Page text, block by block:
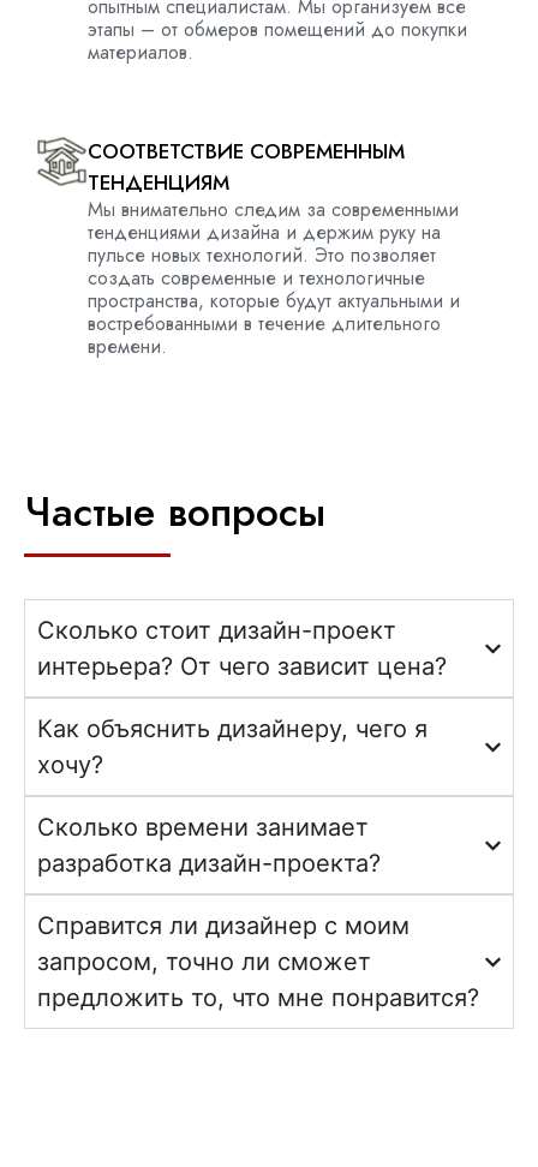
опытнымспециалистам. Мы организуемвсе
этапы – от обмеров помещений до покупки
материалов.
СООТВЕТСТВИЕ СОВРЕМЕННЫМ
ТЕНДЕНЦИЯМ
Мы внимательно следимза современными
тенденциями дизайна и держимруку на
пульсе новых технологий. Это позволяет
создать современные и технологичные
пространства, которые будут актуальными и
востребованными в течение длительного
времени.
Частые вопросы
Сколько стоит дизайн-проект
интерьера? От чего зависит цена?
Как объяснить дизайнеру, чего я
хочу?
Сколько времени занимает
разработка дизайн-проекта?
Справится ли дизайнер с моим
запросом, точно ли сможет
предложить то, что мне понравится?